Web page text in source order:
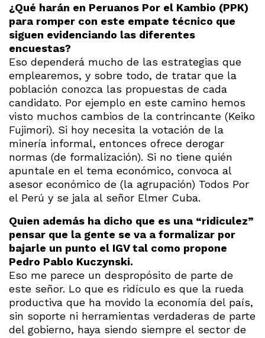
¿Qué harán en Peruanos Por el Kambio (PPK)
para romper con este empate técnico que
siguen evidenciando las diferentes
encuestas?
Eso dependerá mucho de las estrategias que
emplearemos, y sobre todo, de tratar que la
población conozca las propuestas de cada
candidato. Por ejemplo en este camino hemos
visto muchos cambios de la contrincante (Keiko
Fujimori). Si hoy necesita la votación de la
minería informal, entonces ofrece derogar
normas (de formalización). Si no tiene quién
apuntale en el tema económico, convoca al
asesor económico de (la agrupación) Todos Por
el Perú y se jala al señor Elmer Cuba.
Quien además ha dicho que es una “ridiculez”
pensar que la gente se va a formalizar por
bajarle un punto el IGV tal como propone
Pedro Pablo Kuczynski.
Eso me parece un despropósito de parte de
este señor. Lo que es ridículo es que la rueda
productiva que ha movido la economía del país,
sin soporte ni herramientas verdaderas de parte
del gobierno, haya siendo siempre el sector de